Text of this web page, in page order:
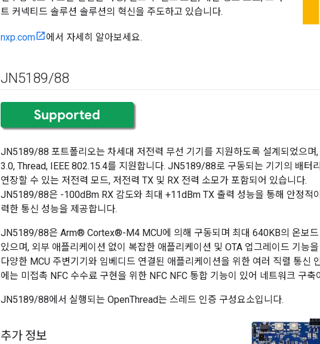
트 커넥티드 솔루션 솔루션의 혁신을 주도하고 있습니다.
nxp.com 에서 자세히 알아보세요.
JN5189/88
JN5189/88 포트폴리오는 차세대 저전력 무선 기기를 지원하도록 설계되었으
3.0, Thread, IEEE 802.15.4를 지원합니다. JN5189/88로 구동되는 기기의 배터
연장할 수 있는 저전력 모드, 저전력 TX 및 RX 전력 소모가 포함되어 있습니다.
JN5189/88은 -100dBm RX 감도와 최대 +11dBm TX 출력 성능을 통해 안정적
력한 통신 성능을 제공합니다.
JN5189/88은 Arm® Cortex®-M4 MCU에 의해 구동되며 최대 640KB의 온보드
있으며, 외부 애플리케이션 없이 복잡한 애플리케이션 및 OTA 업그레이드 기능
다양한 MCU 주변기기와 임베디드 연결된 애플리케이션을 위한 여러 직렬 통신
에는 미접촉 NFC 수수료 구현을 위한 NFC NFC 통합 기능이 있어 네트워크 구축
JN5189/88에서 실행되는 OpenThread는 스레드 인증 구성요소입니다.
추가 정보